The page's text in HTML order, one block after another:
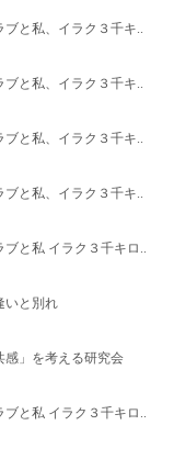
ブと私、イラク３千キ..
ブと私、イラク３千キ..
ブと私、イラク３千キ..
ブと私、イラク３千キ..
ブと私 イラク３千キロ..
いと別れ
感」を考える研究会
ブと私 イラク３千キロ..